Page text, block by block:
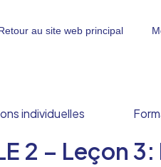
au site web principal
individuelles
2 – Leçon